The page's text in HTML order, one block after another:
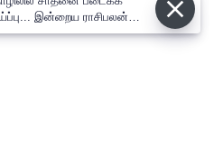
இன்றைய ராசிபலன்